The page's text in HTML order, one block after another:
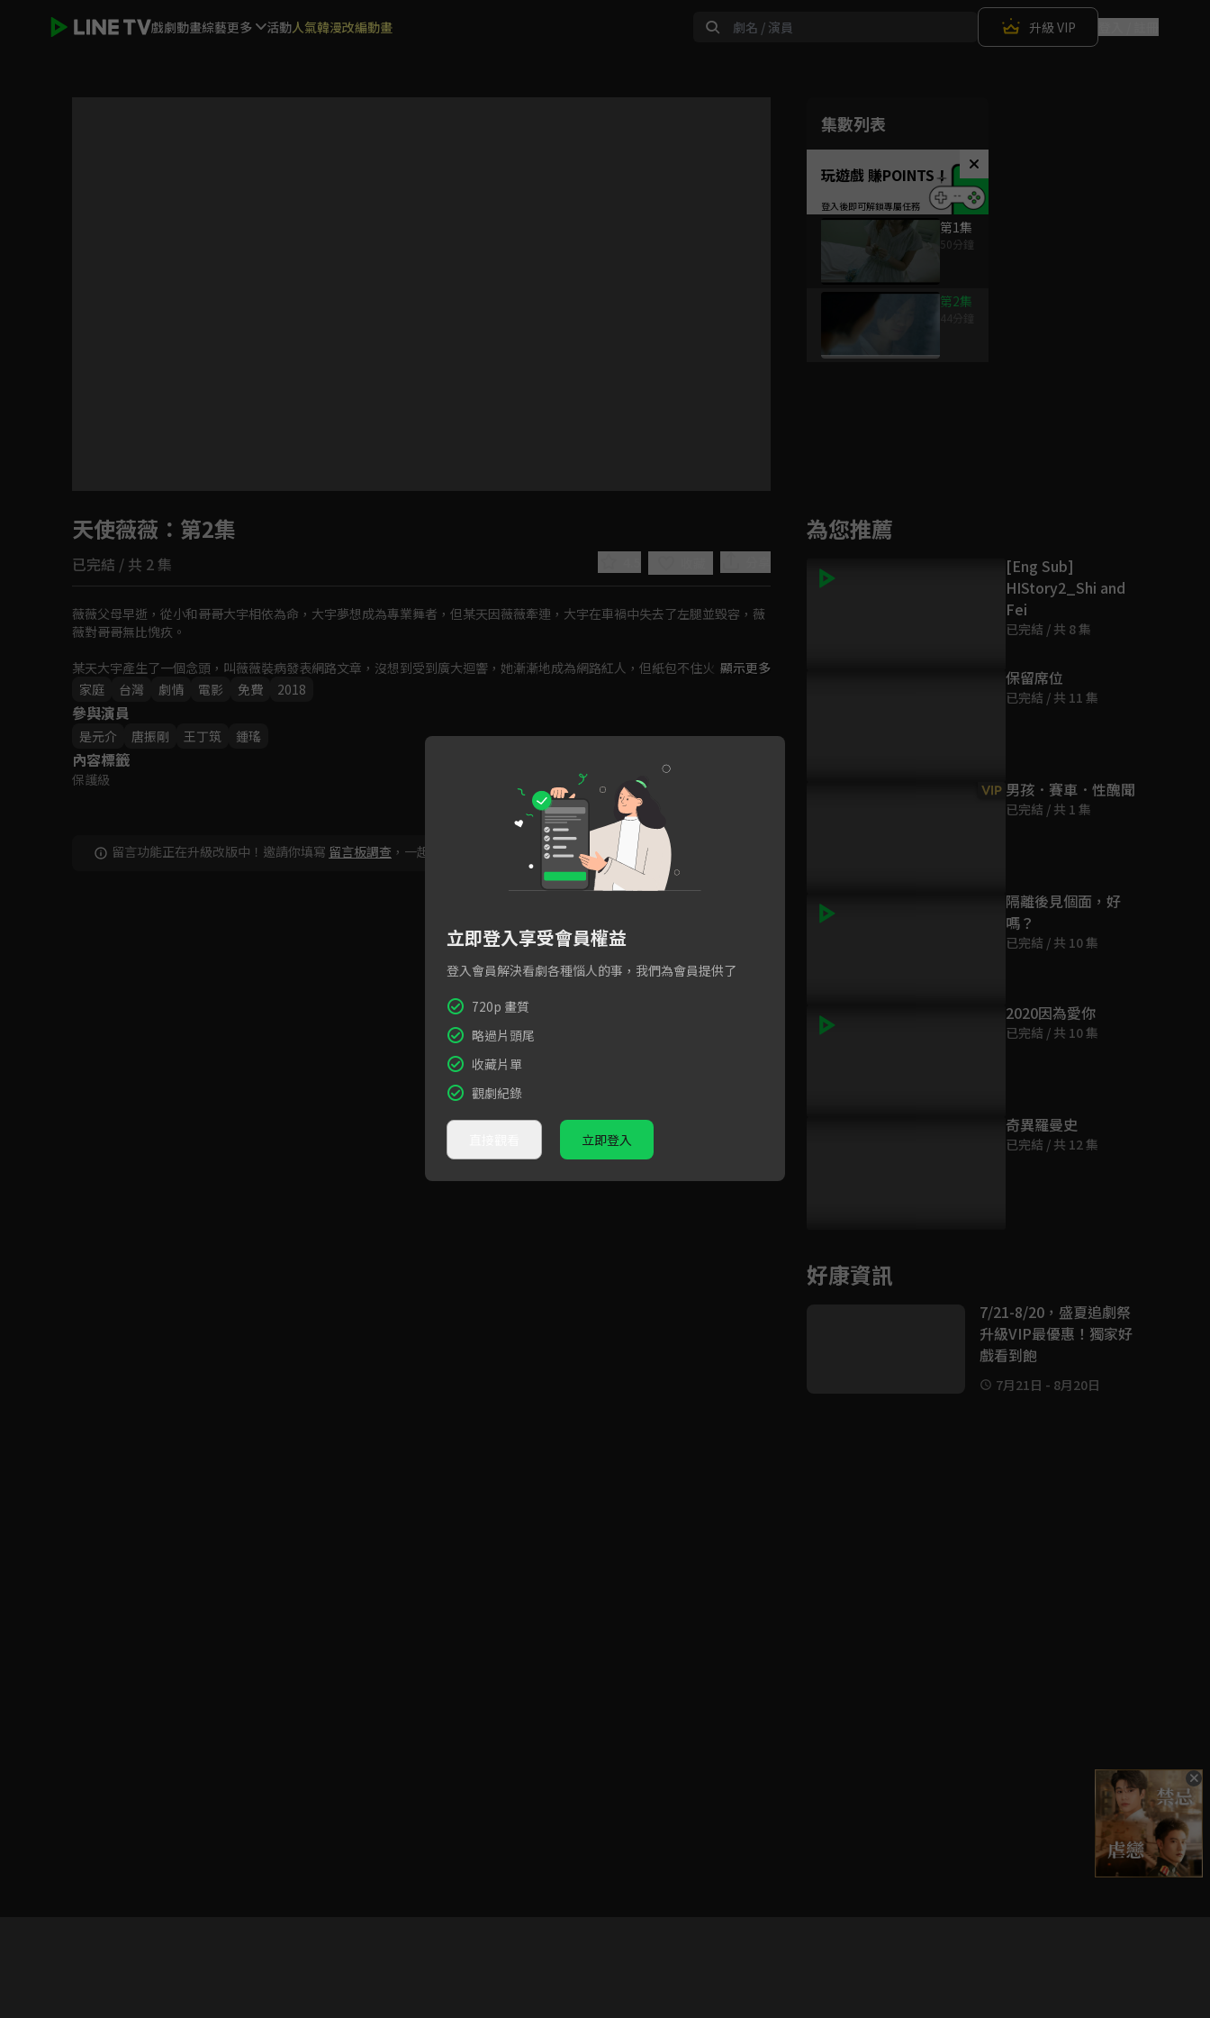
戲劇動畫綜藝更多 活動人氣韓漫改編動畫 升級 VIP
如有不便請見諒
集數列表
玩遊戲 賺POINTS！
第1集
50分鐘
第2集
天使薇薇 ：第2集
已完結 / 共 2 集
薇薇父母早逝，從小和哥哥大宇相依為命，大宇夢想成為專業舞者，但某天因薇薇牽連，大宇在車禍中失去了左腿並毀容，薇
薇對哥哥無比愧疚。
某天大宇產生了一個念頭，叫薇薇裝病發表網路文章，沒想到受到廣大迴響，她漸漸地成為網路紅人，但紙包不住火，薇薇的
裝病被實習醫生宋磊與妹妹宋潔發現，為了不讓計畫毀於一旦，大宇打算殺害宋磊與宋潔，就在此時薇薇意外地施打過量的胰
島素，引起休克…
顯示更多
家庭
台灣 劇情 電影 免費 2018
參與演員
是元介 唐振剛 王丁筑 鍾瑤
內容標籤
保護級
留言功能正在升級改版中！邀請你填寫 留言板調查 ，一起共創新版留言功能！
為您推薦
[Eng Sub]
HIStory2_Shi and
Fei
已完結 / 共 8 集
保留席位
已完結 / 共 11 集
VIP 男孩．賽車．性醜聞
已完結 / 共 1 集
隔離後見個面，好
嗎？
已完結 / 共 10 集
2020因為愛你
已完結 / 共 10 集
奇異羅曼史
已完結 / 共 12 集
好康資訊
7/21-8/20，盛夏追劇祭
升級VIP最優惠！獨家好
戲看到飽
7月21日 - 8月20日
立即登入享受會員權益
登入會員解決看劇各種惱人的事，我們為會員提供了
720p 畫質
略過片頭尾
收藏片單
觀劇紀錄
立即登入